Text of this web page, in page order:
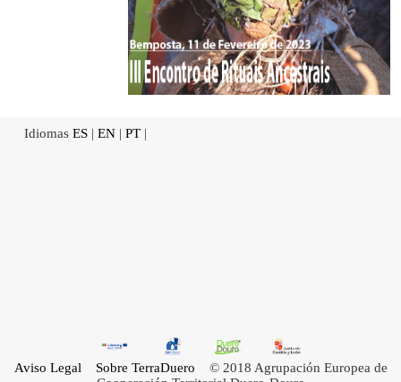
Idiomas ES | EN | PT |
Aviso Legal Sobre TerraDuero © 2018 Agrupación Europea de